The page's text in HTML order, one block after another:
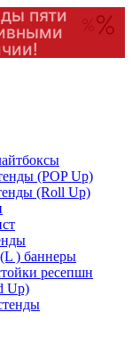
пяти
(POP Up)
(Roll Up)
) баннеры
ресепшн
Up)